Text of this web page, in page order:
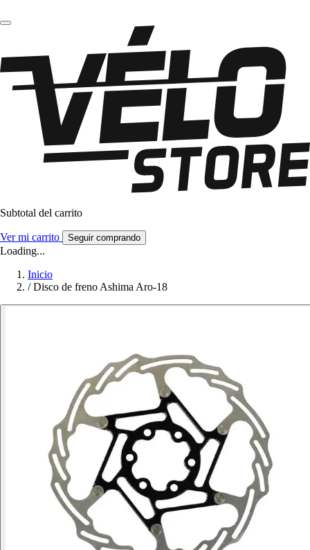
Subtotal del carrito
Ver mi carrito Seguir comprando
Loading...
Inicio
/ Disco de freno Ashima Aro-18